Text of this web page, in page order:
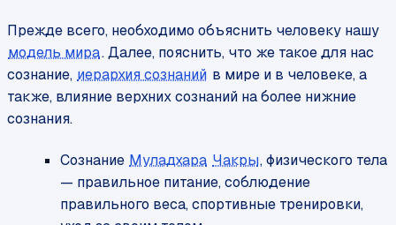
Прежде всего, необходимо объяснить человеку нашу
модель мира. Далее, пояснить, что же такое для нас
сознание, иерархия сознаний в мире и в человеке, а
также, влияние верхних сознаний на более нижние
сознания.
Сознание Муладхара Чакры, физического тела
— правильное питание, соблюдение
правильного веса, спортивные тренировки,